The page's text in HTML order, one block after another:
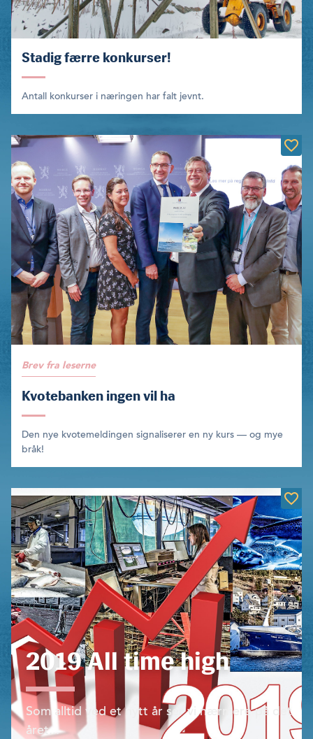
Stadig færre konkurser!
Antall konkurser i næringen har falt jevnt.
Brev fra leserne
Kvotebanken ingen vil ha
Den nye kvotemeldingen signaliserer en ny kurs — og mye
bråk!
2019 All time high
Som alltid ved et nytt år ser vi nærmere på det
året...